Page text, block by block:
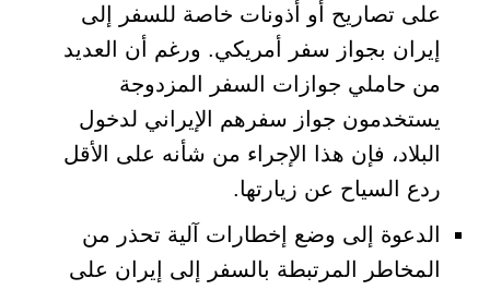
على تصاريح أو أذونات خاصة للسفر إلى
إيران بجواز سفر أمريكي. ورغم أن العديد
من حاملي جوازات السفر المزدوجة
يستخدمون جواز سفرهم الإيراني لدخول
البلاد، فإن هذا الإجراء من شأنه على الأقل
ردع السياح عن زيارتها.
الدعوة إلى وضع إخطارات آلية تحذر من
المخاطر المرتبطة بالسفر إلى إيران على